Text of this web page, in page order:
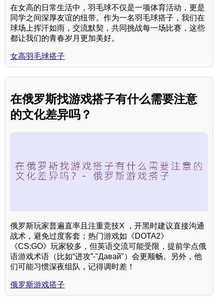
在女高的日常生活中，羽毛球不仅是一项体育活动，更是
同学之间深厚友谊的纽带。作为一名羽毛球搭子，我们在
球场上挥汗如雨，交流默契，共同挑战每一场比赛，这些
都让我们的青春岁月更加美好。
女高羽毛球搭子
在俄罗斯找游戏搭子有什么需要注意
的文化差异吗？
俄罗斯玩家普遍直率且注重竞技X ，开黑时建议直接沟通
战术，避免过度客套；热门游戏如《DOTA2》
《CS:GO》玩家较多，但英语交流可能受限，提前学点俄
语游戏术语（比如“进攻”-"Давай"）会更顺畅。另外，他
们可能习惯深夜组队，记得调时差！
俄罗斯游戏搭子